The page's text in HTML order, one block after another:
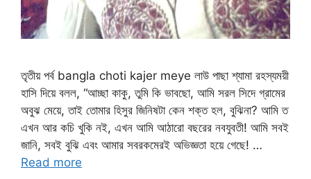
তৃতীয় পর্ব bangla choti kajer meye লাউ পাছা শ্যামা রহস্যময়ী
হাসি দিয়ে বলল, “আচ্ছা কাকু, তুমি কি ভাবছো, আমি সরল সিদে গ্রামের
অবুঝ মেয়ে, তাই তোমার হিসুর জিনিষটা কেন শক্ত হল, বুঝিনা? আমি ত
এখন আর কচি খুকি নই, এখন আমি আঠারো বছরের নবযুবতী! আমি সবই
জানি, সবই বুঝি এবং আমার সবরকমেরই অভিজ্ঞতা হয়ে গেছে! …
Read more